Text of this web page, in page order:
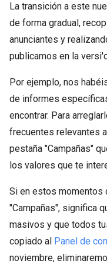
La transición a este
de forma gradual,
anunciantes y
publicamos en la
Por ejemplo, nos
de informes
encontrar. Para
frecuentes relevantes
pestaña "Campañas"
los valores que te
Si en estos momentos
"Campañas", significa
masivos y que todos
copiado al Panel de
noviembre,